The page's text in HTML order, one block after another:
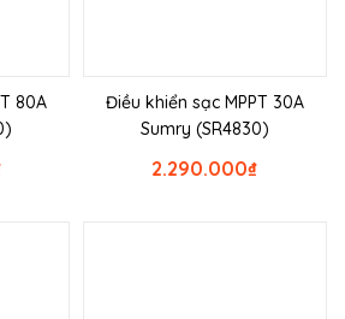
80A
Điều khiển sạc MPPT 30A
Sumry (SR4830)
₫
2.290.000